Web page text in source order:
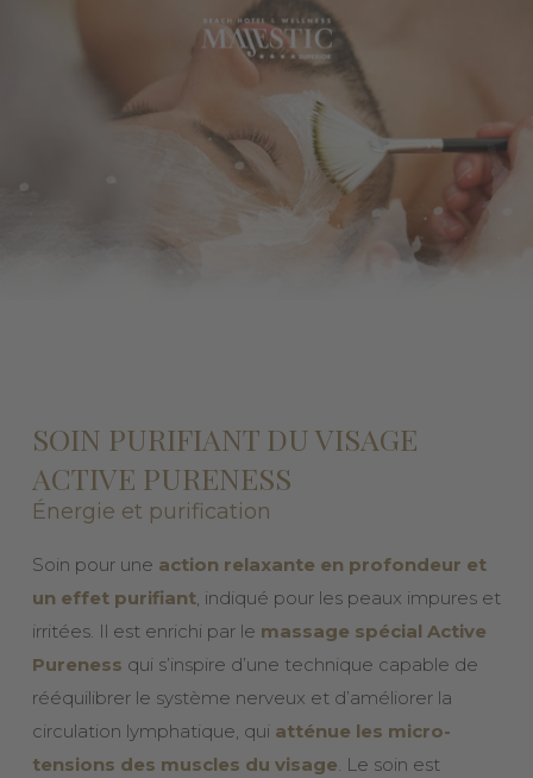
SOIN PURIFIANT DU VISAGE
ACTIVE PURENESS
Énergie et purification
Soin pour une action relaxante en profondeur et
un effet purifiant, indiqué pour les peaux impures et
irritées. Il est enrichi par le massage spécial Active
Pureness qui s’inspire d’une technique capable de
rééquilibrer le système nerveux et d’améliorer la
circulation lymphatique, qui atténue les micro-
tensions des muscles du visage . Le soin est